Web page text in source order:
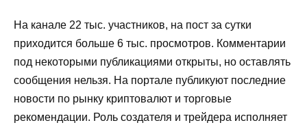
На канале 22 тыс. участников, на пост за сутки
приходится больше 6 тыс. просмотров. Комментарии
под некоторыми публикациями открыты, но оставлять
сообщения нельзя. На портале публикуют последние
новости по рынку криптовалют и торговые
рекомендации. Роль создателя и трейдера исполняет